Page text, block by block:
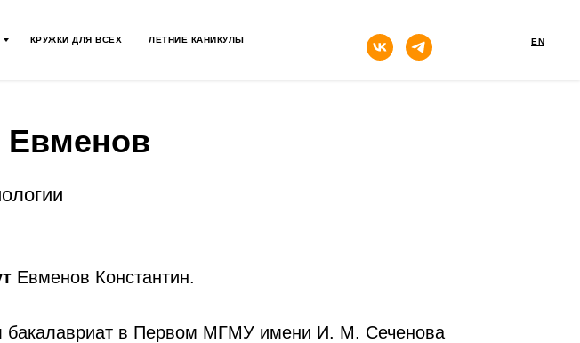
КРУЖКИ ДЛЯ ВСЕХ ЛЕТНИЕ КАНИКУЛЫ EN
Евменов
Евменов Константин.
бакалавриат в Первом МГМУ имени И. М. Сеченова